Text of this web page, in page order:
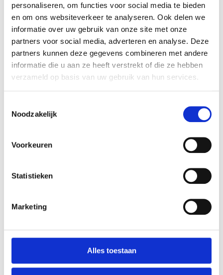
personaliseren, om functies voor social media te bieden
en om ons websiteverkeer te analyseren. Ook delen we
informatie over uw gebruik van onze site met onze
partners voor social media, adverteren en analyse. Deze
partners kunnen deze gegevens combineren met andere
informatie die u aan ze heeft verstrekt of die ze hebben
verzameld op basis van uw gebruik van hun services.
Noodzakelijk
Voorkeuren
Statistieken
Marketing
Alles toestaan